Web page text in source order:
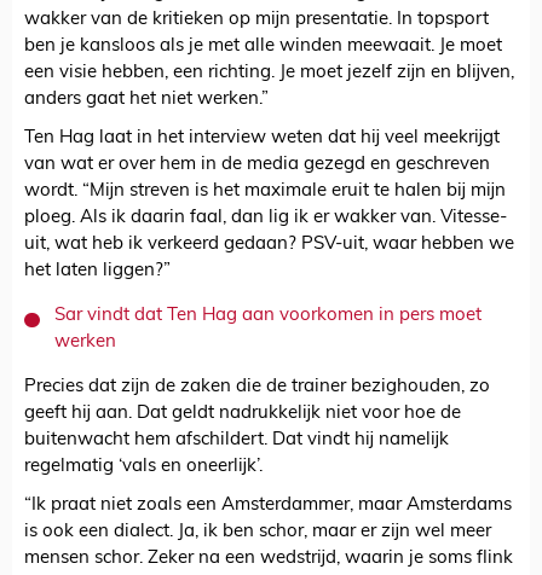
wakker van de kritieken op mijn presentatie. In topsport
ben je kansloos als je met alle winden meewaait. Je moet
een visie hebben, een richting. Je moet jezelf zijn en blijven,
anders gaat het niet werken.”
Ten Hag laat in het interview weten dat hij veel meekrijgt
van wat er over hem in de media gezegd en geschreven
wordt. “Mijn streven is het maximale eruit te halen bij mijn
ploeg. Als ik daarin faal, dan lig ik er wakker van. Vitesse-
uit, wat heb ik verkeerd gedaan? PSV-uit, waar hebben we
het laten liggen?”
Sar vindt dat Ten Hag aan voorkomen in pers moet
werken
Precies dat zijn de zaken die de trainer bezighouden, zo
geeft hij aan. Dat geldt nadrukkelijk niet voor hoe de
buitenwacht hem afschildert. Dat vindt hij namelijk
regelmatig ‘vals en oneerlijk’.
“Ik praat niet zoals een Amsterdammer, maar Amsterdams
is ook een dialect. Ja, ik ben schor, maar er zijn wel meer
mensen schor. Zeker na een wedstrijd, waarin je soms flink